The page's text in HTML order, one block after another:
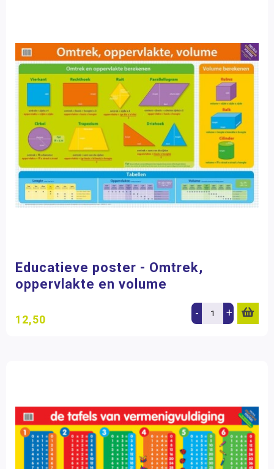
Educatieve poster - Omtrek,
oppervlakte en volume
12,50 - +